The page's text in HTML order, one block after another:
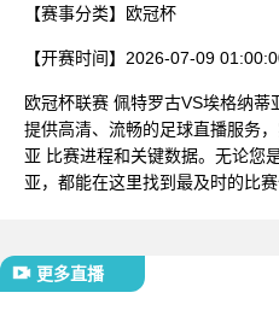
【赛事分类】 欧冠杯
【开赛时间】 2026-07-09
欧冠杯联赛 佩特罗古VS埃格纳
提供高清、流畅的足球直播服务
亚 比赛进程和关键数据。无论您
亚，都能在这里找到最及时的比赛
更多直播